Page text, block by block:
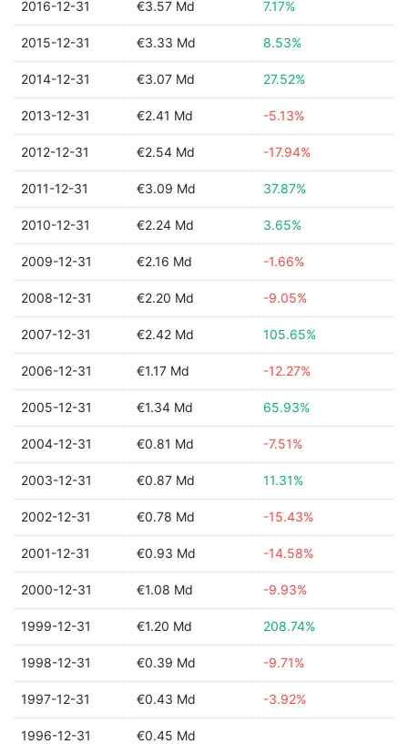
2016-12-31 €3.57 Md 7.17%
2015-12-31 €3.33 Md 8.53%
2014-12-31 €3.07 Md 27.52%
2013-12-31 €2.41 Md -5.13%
2012-12-31 €2.54 Md -17.94%
2011-12-31 €3.09 Md 37.87%
2010-12-31 €2.24 Md 3.65%
2009-12-31 €2.16 Md -1.66%
2008-12-31 €2.20 Md -9.05%
2007-12-31 €2.42 Md 105.65%
2006-12-31 €1.17 Md -12.27%
2005-12-31 €1.34 Md 65.93%
2004-12-31 €0.81 Md -7.51%
2003-12-31 €0.87 Md 11.31%
2002-12-31 €0.78 Md -15.43%
2001-12-31 €0.93 Md -14.58%
2000-12-31 €1.08 Md -9.93%
1999-12-31 €1.20 Md 208.74%
1998-12-31 €0.39 Md -9.71%
1997-12-31 €0.43 Md -3.92%
1996-12-31 €0.45 Md